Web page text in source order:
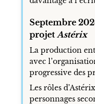
Septembre
projet Astérix
La production
avec
progressive des
Les rôles
personnages